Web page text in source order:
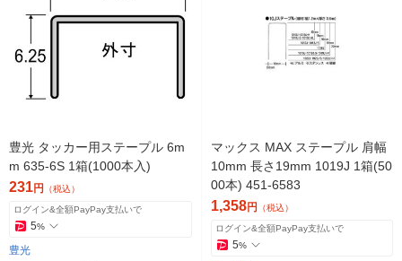
豊光 タッカー用ステープル 6m
m 635-6S 1箱(1000本入)
231円 （税込）
ログイン&全額PayPay支払いで
5%
豊光
マックス MAX ステープル 肩幅
10mm 長さ19mm 1019J 1箱(50
00本) 451-6583
1,358円 （税込）
ログイン&全額PayPay支払いで
5%